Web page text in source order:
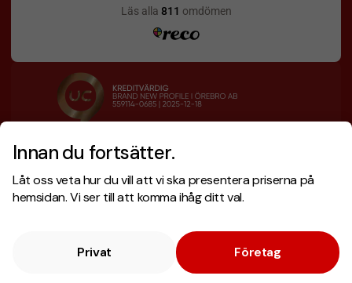
Innan du fortsätter.
Låt oss veta hur du vill att vi ska presentera priserna på
hemsidan. Vi ser till att komma ihåg ditt val.
Privat Företag
Designskiss inom 1 h
Fri offert
Snabb leverans
Copyright © 2026 . Brand New Profile AB